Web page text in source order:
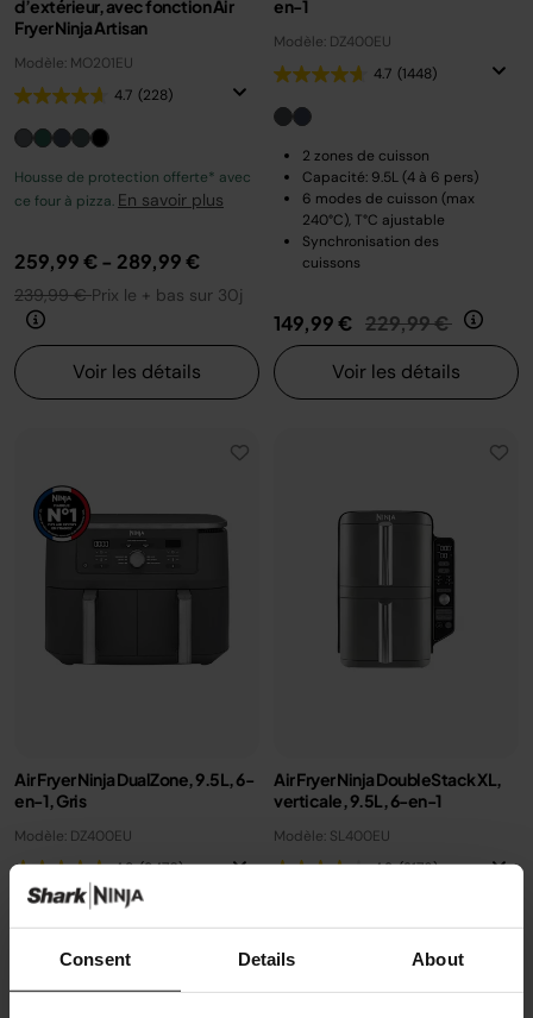
Consent Details About
d’extérieur, avec fonction Air
Fryer Ninja Artisan
Modèle: MO201EU
4.7 (228)
Housse de protection offerte* avec
ce four à pizza. En savoir plus
259,99 €- 289,99 €
239,99 €Prix le + bas sur 30j
Voir les détails
en-1
Modèle: DZ400EU
4.7 (1448)
2 zones de cuisson
Capacité: 9.5L (4 à 6 pers)
6 modes de cuisson (max
240°C), T°C ajustable
Synchronisation des
cuissons
149,99 € Prix réduit de
229,99 € au
Voir les détails
Air Fryer Ninja DualZone, 9.5L, 6-
en-1, Gris
Modèle: DZ400EU
4.8 (9470)
2 zones de cuisson
Capacité: 9.5L (4 à 6 pers)
6 modes de cuisson (max
Air Fryer Ninja DoubleStack XL,
verticale, 9.5L, 6-en-1
Modèle: SL400EU
4.3 (2176)
2 zones de cuisson
Gain de place, 30% moins